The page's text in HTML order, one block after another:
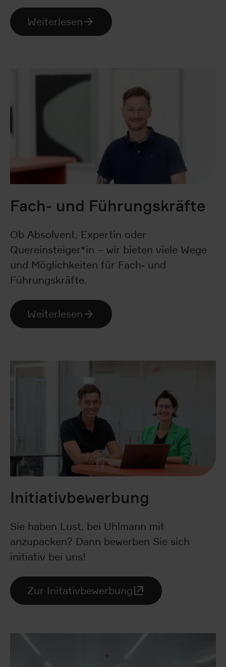
Weiterlesen
Fach- und Führungskräfte
Ob Absolvent, Expertin oder
Quereinsteiger*in – wir bieten viele Wege
und Möglichkeiten für Fach- und
Führungskräfte.
Weiterlesen
Initiativbewerbung
Sie haben Lust, bei Uhlmann mit
anzupacken? Dann bewerben Sie sich
initiativ bei uns!
Zur Initativbewerbung